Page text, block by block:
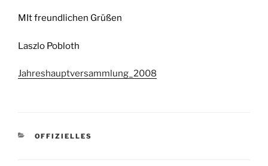
MIt freundlichen Grüßen
Laszlo Pobloth
Jahreshauptversammlung_2008
KATEGORIEN
OFFIZIELLES